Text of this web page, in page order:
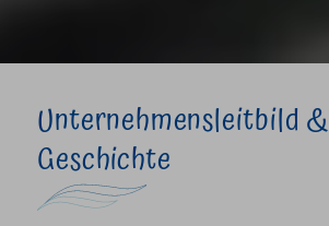
Unternehmensleitbild &
Geschichte